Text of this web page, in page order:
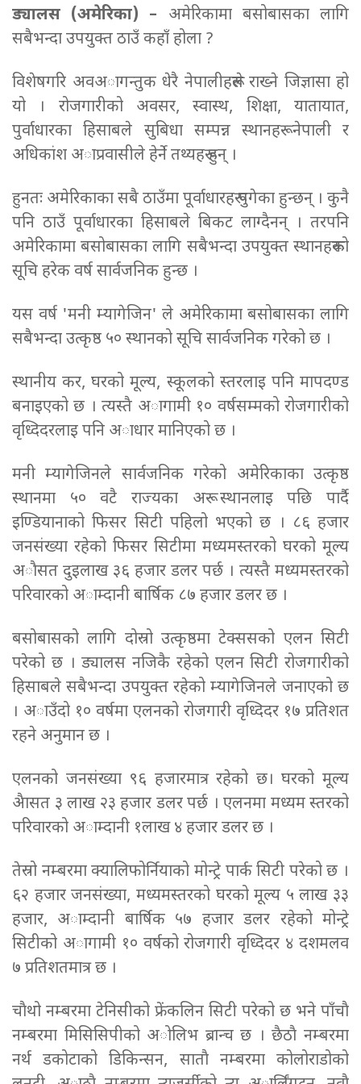
ड्यालस (अमेरिका) – अमेरिकामा बसोबासका लागि
सबैभन्दा उपयुक्त ठाउँ कहाँ होला ?
विशेषगरि अवअागन्तुक धेरै नेपालीहरूले राख्ने जिज्ञासा हो
यो । रोजगारीको अवसर, स्वास्थ, शिक्षा, यातायात,
पुर्वाधारका हिसाबले सुबिधा सम्पन्न स्थानहरू नेपाली र
अधिकांश अाप्रवासीले हेर्ने तथ्यहरू हुन् ।
हुनतः अमेरिकाका सबै ठाउँमा पूर्वाधारहरू पुगेका हुन्छन् । कुनै
पनि ठाउँ पूर्वाधारका हिसाबले बिकट लाग्दैनन् । तरपनि
अमेरिकामा बसोबासका लागि सबैभन्दा उपयुक्त स्थानहरूको
सूचि हरेक वर्ष सार्वजनिक हुन्छ ।
यस वर्ष 'मनी म्यागेजिन' ले अमेरिकामा बसोबासका लागि
सबैभन्दा उत्कृष्ठ ५० स्थानको सूचि सार्वजनिक गरेको छ ।
स्थानीय कर, घरको मूल्य, स्कूलको स्तरलाइ पनि मापदण्ड
बनाइएको छ । त्यस्तै अागामी १० वर्षसम्मको रोजगारीको
वृध्दिदरलाइ पनि अाधार मानिएको छ ।
मनी म्यागेजिनले सार्वजनिक गरेको अमेरिकाका उत्कृष्ठ
स्थानमा ५० वटै राज्यका अरू स्थानलाइ पछि पार्दै
इण्डियानाको फिसर सिटी पहिलो भएको छ । ८६ हजार
जनसंख्या रहेको फिसर सिटीमा मध्यमस्तरको घरको मूल्य
अाैसत दुइलाख ३६ हजार डलर पर्छ । त्यस्तै मध्यमस्तरको
परिवारको अाम्दानी बार्षिक ८७ हजार डलर छ ।
बसोबासको लागि दोस्रो उत्कृष्ठमा टेक्ससको एलन सिटी
परेको छ । ड्यालस नजिकै रहेको एलन सिटी रोजगारीको
हिसाबले सबैभन्दा उपयुक्त रहेको म्यागेजिनले जनाएको छ
। अाउँदो १० वर्षमा एलनको रोजगारी वृध्दिदर १७ प्रतिशत
रहने अनुमान छ ।
एलनको जनसंख्या ९६ हजारमात्र रहेको छ। घरको मूल्य
अैासत ३ लाख २३ हजार डलर पर्छ । एलनमा मध्यम स्तरको
परिवारको अाम्दानी १लाख ४ हजार डलर छ ।
तेस्रो नम्बरमा क्यालिफोर्नियाको मोन्ट्रे पार्क सिटी परेको छ ।
६२ हजार जनसंख्या, मध्यमस्तरको घरको मूल्य ५ लाख ३३
हजार, अाम्दानी बार्षिक ५७ हजार डलर रहेको मोन्ट्रे
सिटीको अागामी १० वर्षको रोजगारी वृध्दिदर ४ दशमलव
७ प्रतिशतमात्र छ ।
चाैथो नम्बरमा टेनिसीको फ्रेंकलिन सिटी परेको छ भने पाँचाै
नम्बरमा मिसिसिपीको अोलिभ ब्रान्च छ । छैठाै नम्बरमा
नर्थ डकोटाको डिकिन्सन, साताै नम्बरमा कोलोराडोको